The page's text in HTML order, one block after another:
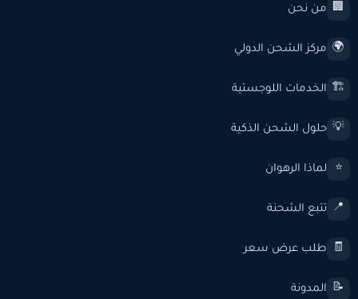
🏢 من نحن
🌍 مركز الشحن الدولي
🏗️ الخدمات اللوجستية
💡 حلول الشحن الذكية
⭐ لماذا الرهوان
📍 تتبع الشحنة
🧾 طلب عرض سعر
📝 المدونة